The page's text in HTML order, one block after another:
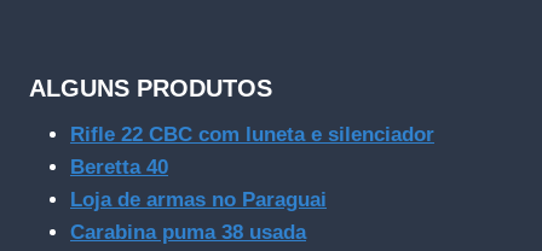
ALGUNS PRODUTOS
Rifle 22 CBC com luneta e silenciador
Beretta 40
Loja de armas no Paraguai
Carabina puma 38 usada